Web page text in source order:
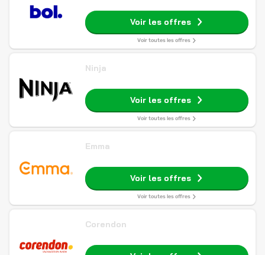
Voir les offres
Voir toutes les offres
Ninja
Voir les offres
Voir toutes les offres
Emma
Voir les offres
Voir toutes les offres
Corendon